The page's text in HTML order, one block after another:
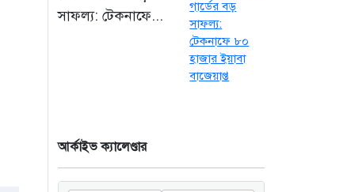
৫ ঘণ্টা আগে
কক্সবাজারের মাতারবাড়ি
বিদ্যুৎ প্রকল্প পরিদর্শনে
সাফল্য: টেকনাফে...
আর্কাইভ ক্যালেণ্ডার